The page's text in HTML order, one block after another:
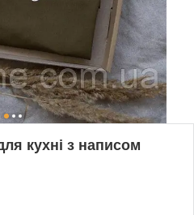
кухні з написом